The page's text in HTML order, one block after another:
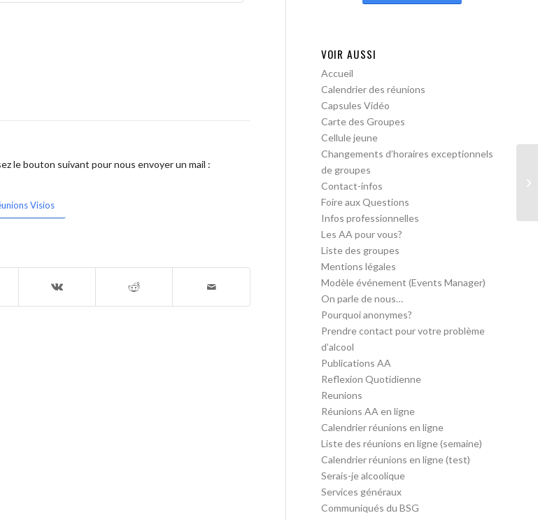
le bouton suivant pour nous envoyer un mail :
Visios
VOIR AUSSI
Accueil
Calendrier des réunions
Capsules Vidéo
Carte des Groupes
Cellule jeune
Changements d’horaires exceptionnels
de groupes
Contact-infos
Foire aux Questions
Infos professionnelles
Les AA pour vous?
Liste des groupes
Mentions légales
Modèle événement (Events Manager)
On parle de nous…
Pourquoi anonymes?
Prendre contact pour votre problème
d’alcool
Publications AA
Reflexion Quotidienne
Reunions
Réunions AA en ligne
Calendrier réunions en ligne
Liste des réunions en ligne (semaine)
Calendrier réunions en ligne (test)
Serais-je alcoolique
Services généraux
Communiqués du BSG